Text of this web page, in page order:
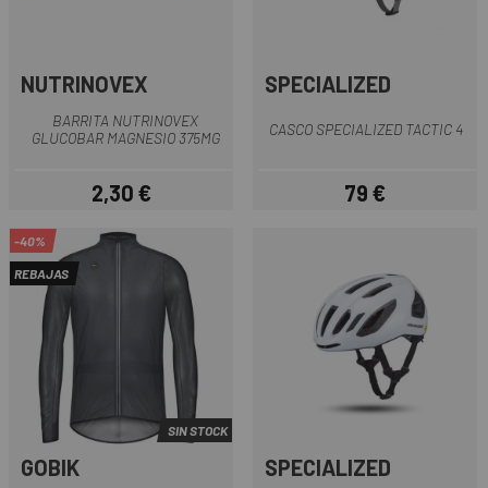
NUTRINOVEX
BARRITA NUTRINOVEX
GLUCOBAR MAGNESIO 375MG
Precio
2,30 €
SPECIALIZED
CASCO SPECIALIZED TACTIC 4
Precio
79 €
-40%
REBAJAS
SIN STOCK
GOBIK SPECIALIZED